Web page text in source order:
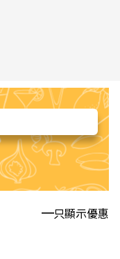
只顯示優惠